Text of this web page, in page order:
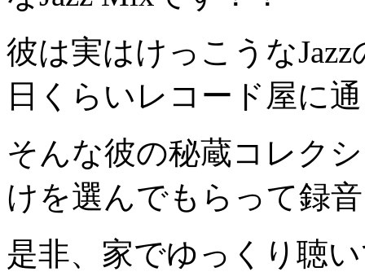
彼は実はけっこうな
日くらいレコード屋に
そんな彼の秘蔵コレク
けを選んでもらって録
是非、家でゆっくり聴